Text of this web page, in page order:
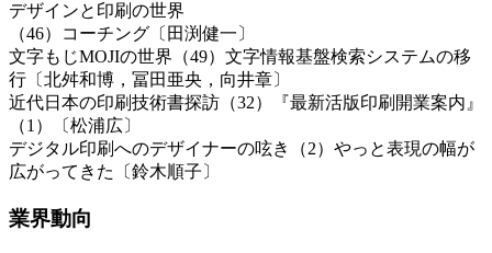
デザインと印刷の世界
（46）コーチング〔田渕健一〕
文字もじMOJIの世界（49）文字情報基盤検索システムの移
行〔北舛和博，冨田亜央，向井章〕
近代日本の印刷技術書探訪（32）『最新活版印刷開業案内』
（1）〔松浦広〕
デジタル印刷へのデザイナーの呟き（2）やっと表現の幅が
広がってきた〔鈴木順子〕
業界動向